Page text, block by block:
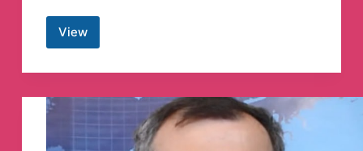
ViewMetaratings
Channel